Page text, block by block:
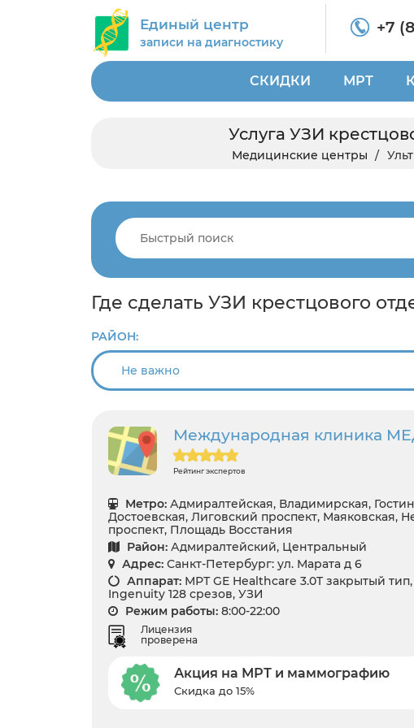
Единый центр
записи на диагностику
+7
СКИДКИ МРТ
Услуга УЗИ
Медицинские центры
Где сделать УЗИ крестцового
РАЙОН:
Международная клиника
Рейтинг экспертов
Метро: Адмиралтейская, Владимирская,
Достоевская, Лиговский проспект, Маяковская,
проспект, Площадь Восстания
Район: Адмиралтейский, Центральный
Адрес: Санкт-Петербург: ул. Марата д 6
Аппарат: МРТ GЕ Healthcare 3.0T закрытый
Ingenuity 128 срезов, УЗИ
Режим работы: 8:00-22:00
Лицензия
проверена
Акция на МРТ и маммографию
Скидка до 15%